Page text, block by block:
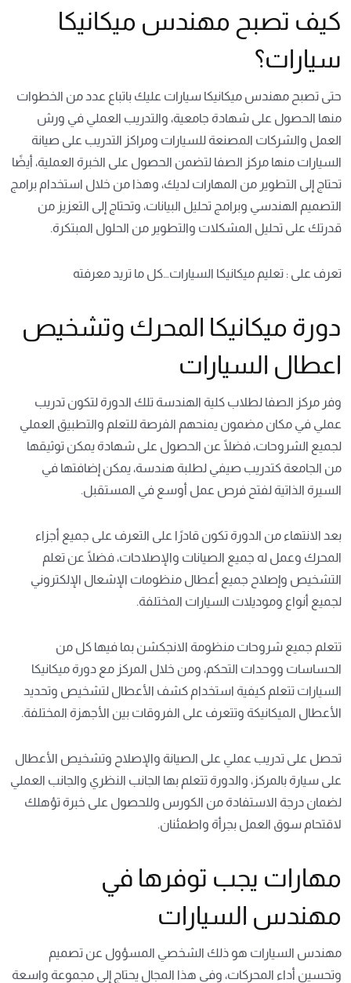
كيف تصبح مهندس ميكانيكا
سيارات؟
حتى تصبح مهندس ميكانيكا سيارات عليك باتباع عدد من الخطوات
منها الحصول على شهادة جامعية، والتدريب العملي في ورش
العمل والشركات المصنعة للسيارات ومراكز التدريب على صيانة
السيارات منها مركز الصفا لتضمن الحصول على الخبرة العملية، أيضًا
تحتاج إلى التطوير من المهارات لديك، وهذا من خلال استخدام برامج
التصميم الهندسي وبرامج تحليل البيانات، وتحتاج إلى التعزيز من
قدرتك على تحليل المشكلات والتطوير من الحلول المبتكرة.
تعرف على : تعليم ميكانيكا السيارات…كل ما تريد معرفته
دورة ميكانيكا المحرك وتشخيص
اعطال السيارات
وفر مركز الصفا لطلاب كلية الهندسة تلك الدورة لتكون تدريب
عملي في مكان مضمون يمنحهم الفرصة للتعلم والتطبيق العملي
لجميع الشروحات، فضلًا عن الحصول على شهادة يمكن توثيقها
من الجامعة كتدريب صيفي لطلبة هندسة، يمكن إضافتها في
السيرة الذاتية لفتح فرص عمل أوسع في المستقبل.
بعد الانتهاء من الدورة تكون قادرًا على التعرف على جميع أجزاء
المحرك وعمل له جميع الصيانات والإصلاحات، فضلًا عن تعلم
التشخيص وإصلاح جميع أعطال منظومات الإشعال الإلكتروني
لجميع أنواع وموديلات السيارات المختلفة.
تتعلم جميع شروحات منظومة الانجكشن بما فيها كل من
الحساسات ووحدات التحكم، ومن خلال المركز مع دورة ميكانيكا
السيارات تتعلم كيفية استخدام كشف الأعطال لتشخيص وتحديد
الأعطال الميكانيكة وتتعرف على الفروقات بين الأجهزة المختلفة.
تحصل على تدريب عملي على الصيانة والإصلاح وتشخيص الأعطال
على سيارة بالمركز، والدورة تتعلم بها الجانب النظري والجانب العملي
لضمان درجة الاستفادة من الكورس وللحصول على خبرة تؤهلك
لاقتحام سوق العمل بجرأة واطمئنان.
مهارات يجب توفرها في
مهندس السيارات
مهندس السيارات هو ذلك الشخصي المسؤول عن تصميم
وتحسين أداء المحركات، وفي هذا المجال يحتاج إلى مجموعة واسعة